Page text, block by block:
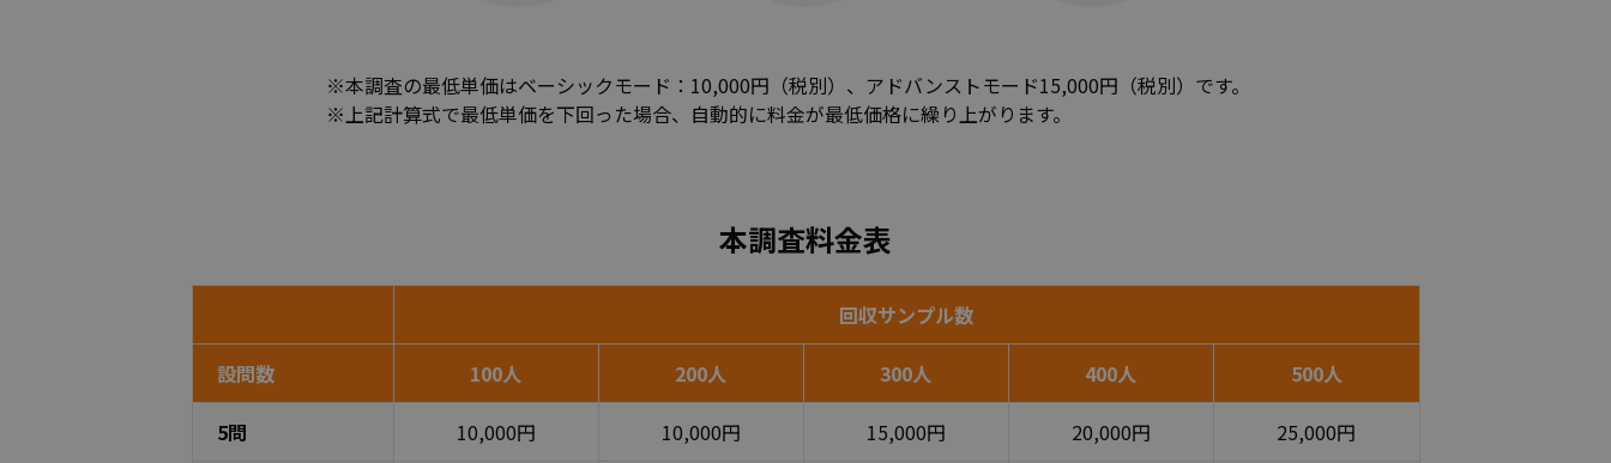
※本調査の最低単価はベーシックモード：10,000円（税別）、アドバンストモード15,000円（税別）です。
※上記計算式で最低単価を下回った場合、自動的に料金が最低価格に繰り上がります。
本調査料金表
回収サンプル数
設問数 100人 200人 300人 400人 500人
5問 10,000円 10,000円 15,000円 20,000円 25,000円